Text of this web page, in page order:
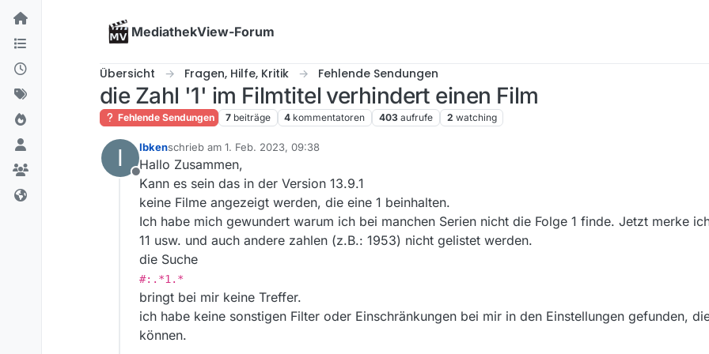
Skip to content
MediathekView-Forum
Übersicht Fragen, Hilfe, Kritik Fehlende Sendungen
die Zahl '1' im Filmtitel verhindert einen Film
Fehlende Sendungen 7 beiträge 4 kommentatoren 403 aufrufe 2 watching
I
Offline
Ibkenschrieb am 1. Feb. 2023, 09:38
zuletzt editiert von
Hallo Zusammen,
Kann es sein das in der Version 13.9.1
keine Filme angezeigt werden, die eine 1 beinhalten.
Ich habe mich gewundert warum ich bei manchen Serien nicht die Folge 1 finde. Jetzt merke
11 usw. und auch andere zahlen (z.B.: 1953) nicht gelistet werden.
die Suche
#:.*1.*
bringt bei mir keine Treffer.
ich habe keine sonstigen Filter oder Einschränkungen bei mir in den Einstellungen gefunden,
können.